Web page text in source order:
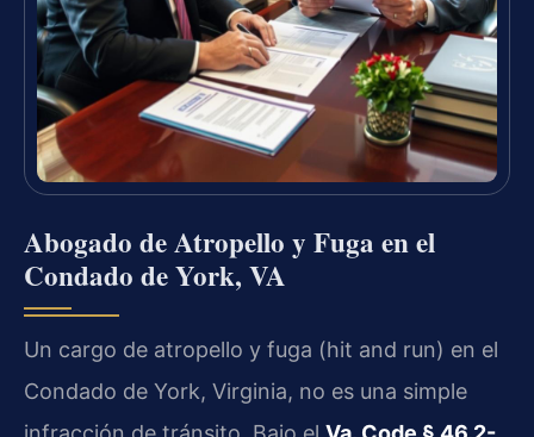
Abogado de Atropello y Fuga en el
Condado de York, VA
Un cargo de atropello y fuga (hit and run) en el
Condado de York, Virginia, no es una simple